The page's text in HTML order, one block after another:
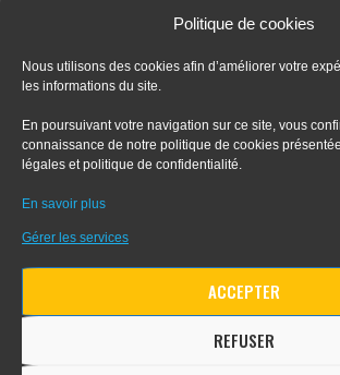
Politique de cookies
Nous utilisons des cookies afin d’améliorer votre
les informations du site.
En poursuivant votre navigation sur ce site, vous
connaissance de notre politique de cookies
légales et politique de confidentialité.
En savoir plus
Gérer les services
ACCEPTER
REFUSER
- Tout sur le dessin en perspective
- Apprendre le digital painting